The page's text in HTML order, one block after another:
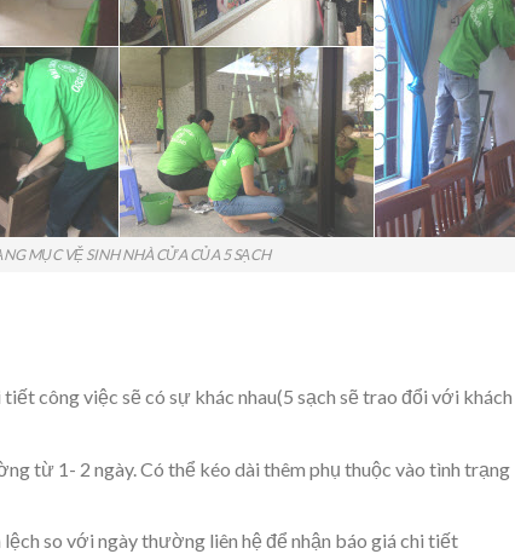
MỤC VỆ SINH NHÀ CỬA CỦA 5 SẠCH
công việc sẽ có sự khác nhau(5 sạch sẽ trao đổi với khách
từ 1- 2 ngày. Có thể kéo dài thêm phụ thuộc vào tình trạng
so với ngày thường liên hệ để nhận báo giá chi tiết